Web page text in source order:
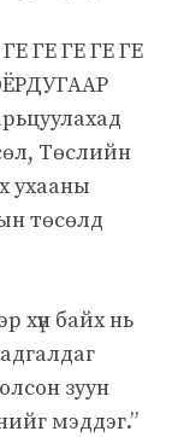
ГЕ ГЕ ГЕ ГЕ
Төслийн
ухааны
төсөлд
хүн байх нь
зуун
мэддэг.”